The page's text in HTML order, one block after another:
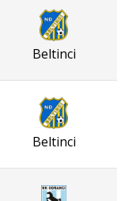
Beltinci
Beltinci